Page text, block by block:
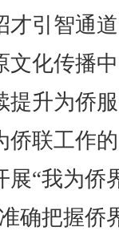
才引智通
文化传播
提升为侨
侨联工作
展“我为侨
确把握侨